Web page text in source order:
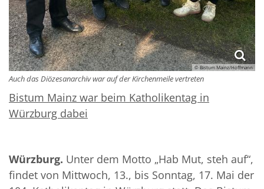
© Bistum Mainz/Hoffmann
Auch das Diözesanarchiv war auf der Kirchenmeile vertreten
Bistum Mainz war beim Katholikentag in
Würzburg dabei
Würzburg. Unter dem Motto „Hab Mut, steh auf“,
findet von Mittwoch, 13., bis Sonntag, 17. Mai der